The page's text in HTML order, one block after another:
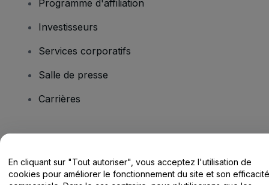
Programme d'affiliation
Investisseurs
Services corporatifs
Salle de presse
Carrières
Centre d'assistance / Nous contacter
En cliquant sur "Tout autoriser", vous acceptez l'utilisation de
cookies pour améliorer le fonctionnement du site et son efficacité